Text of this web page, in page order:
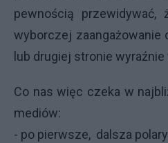
pewnością
wyborczej zaangażowanie
lub drugiej stronie wyraźnie
Co nas więc czeka w
mediów:
- po pierwsze, dalsza